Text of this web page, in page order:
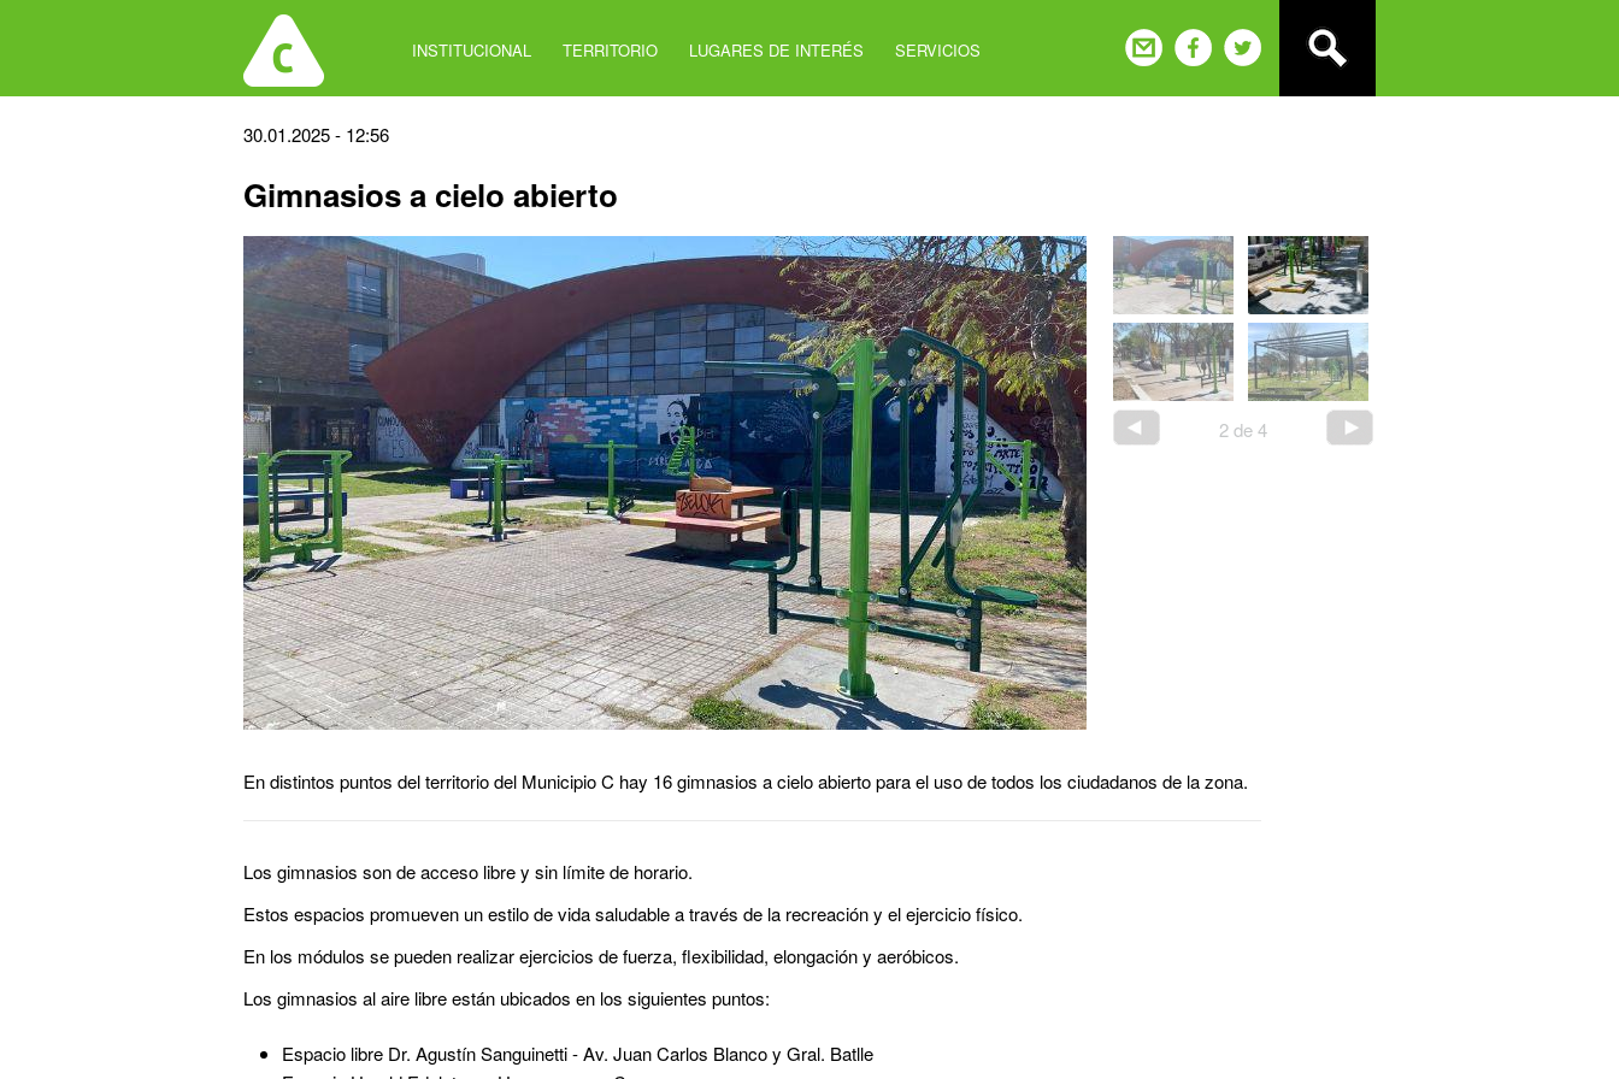
INSTITUCIONAL TERRITORIO LUGARES DE INTERÉS SERVICIOS
Back
top
30.01.2025 - 12:56
Gimnasios a cielo abierto
2de4
En distintos puntos del territorio del Municipio C hay 16 gimnasios a cielo abierto para el uso de todos los ciudadanos de la zona.
Los gimnasios son de acceso libre y sin límite de horario.
Estos espacios promueven un estilo de vida saludable a través de la recreación y el ejercicio físico.
En los módulos se pueden realizar ejercicios de fuerza, flexibilidad, elongación y aeróbicos.
Los gimnasios al aire libre están ubicados en los siguientes puntos:
Espacio libre Dr. Agustín Sanguinetti - Av. Juan Carlos Blanco y Gral. Batlle